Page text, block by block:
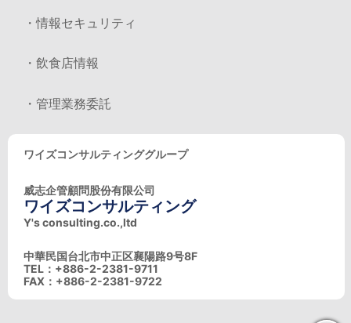
・情報セキュリティ
・飲食店情報
・管理業務委託
ワイズコンサルティンググループ
威志企管顧問股份有限公司
ワイズコンサルティング
Y's consulting.co.,ltd
中華民国台北市中正区襄陽路9号8F
TEL：+886-2-2381-9711
FAX：+886-2-2381-9722